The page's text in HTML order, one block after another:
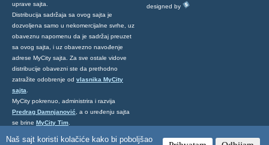
Naš sajt koristi kolačiće kako bi poboljšao
uprave sajta.
Distribucija sadržaja sa ovog sajta je
dozvoljena samo u nekomercijalne svrhe, uz
obaveznu napomenu da je sadržaj preuzet
sa ovog sajta, i uz obavezno navođenje
adrese MyCity sajta. Za sve ostale vidove
distribucije obavezni ste da prethodno
zatražite odobrenje od vlasnika MyCity
sajta
MyCity pokrenuo, administrira i razvija
Predrag Damnjanović , a o uređenju sajta
se brine MyCity Tim
designed by